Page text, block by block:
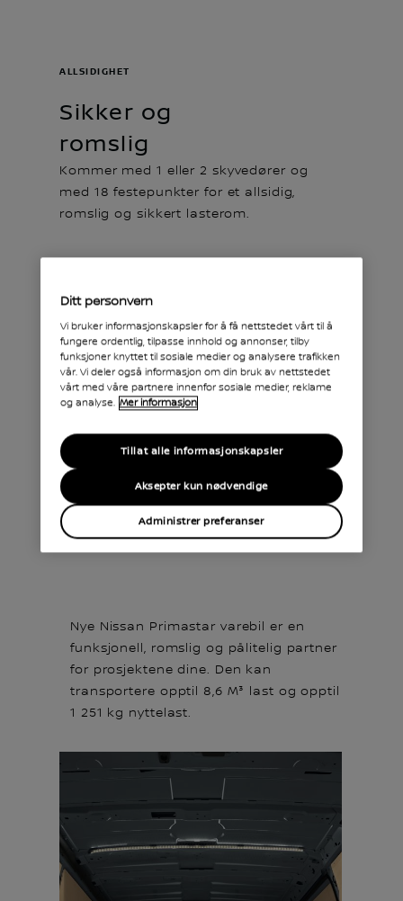
Sikker og
romslig
ALLSIDIGHET
Kommer med 1 eller 2 skyvedører og
med 18 festepunkter for et allsidig,
romslig og sikkert lasterom.
Lastekapasitet
Nye Nissan Primastar varebil er en
funksjonell, romslig og pålitelig partner
for prosjektene dine. Den kan
transportere opptil 8,6 M³ last og opptil
1 251 kg nyttelast.
Ditt personvern
Vi bruker informasjonskapsler for å få nettstedet vårt til å
fungere ordentlig, tilpasse innhold og annonser, tilby
funksjoner knyttet til sosiale medier og analysere trafikken
vår. Vi deler også informasjon om din bruk av nettstedet
vårt med våre partnere innenfor sosiale medier, reklame
og analyse. Mer informasjon
Administrer preferanser
Aksepter kun nødvendige
Tillat alle informasjonskapsler